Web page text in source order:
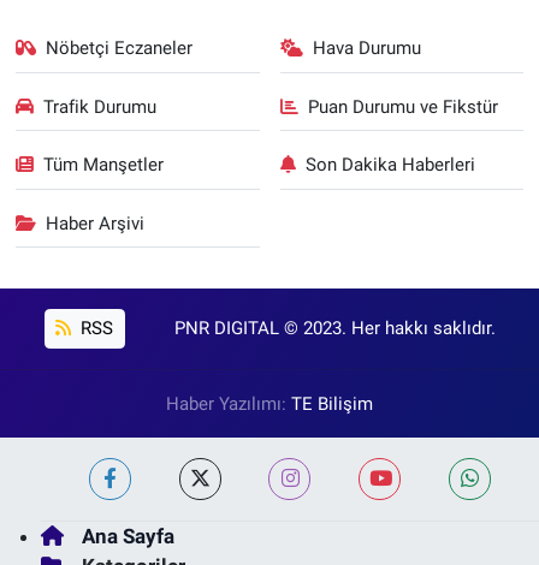
Nöbetçi Eczaneler Hava Durumu
Trafik Durumu Puan Durumu ve Fikstür
Tüm Manşetler Son Dakika Haberleri
Haber Arşivi
RSS PNR DIGITAL © 2023. Her hakkı saklıdır.
Haber Yazılımı: TE Bilişim
Ana Sayfa